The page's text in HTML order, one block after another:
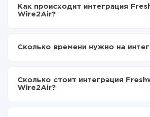
Как происходит интеграция
Wire2Air?
Выбираете какие данные
Теперь данные будут
передаваться из Freshworks в
Сколько времени нужно на
отличаться и составлять от 5-ти до
среднем настройка занимает 10-15
Сколько стоит интеграция
Wire2Air?